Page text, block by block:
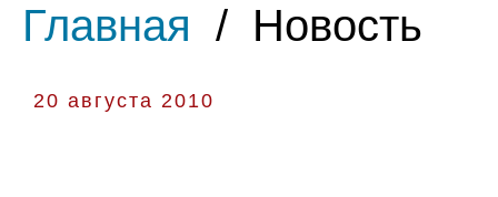
Главная / Новость
20 августа 2010